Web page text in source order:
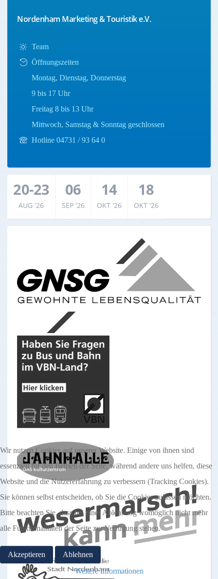
Nordenham Marketing & Touristik e.V.
Team
Öffnungszeiten
Montag, Dienstag, Donnerstag
9 bis 17 Uhr
Freitag 8 bis 13 Uhr
Mittwoch, Samstag & Sonntag geschlossen
Hotline 04731 / 93 64 0
20-23
AUG '26
06
SEP '26
14
OKT '26
18
OKT '26
Wir nutzen Cookies auf unserer Website. Einige von ihnen sind
essenziell für den Betrieb der Seite, während andere uns helfen, diese
Website und die Nutzererfahrung zu verbessern (Tracking Cookies).
Sie können selbst entscheiden, ob Sie die Cookies zulassen möchten.
Bitte beachten Sie, dass bei einer Ablehnung womöglich nicht mehr
alle Funktionalitäten der Seite zur Verfügung stehen.
Akzeptieren
Ablehnen
Weitere Informationen